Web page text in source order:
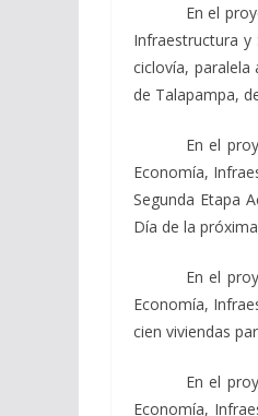
En el
Infraestructura y
ciclovía, paralela
de Talapampa,
En el
Economía,
Segunda Etapa
Día de la
En el
Economía,
cien viviendas
En el
Economía,